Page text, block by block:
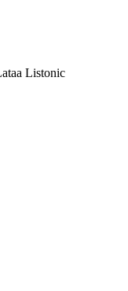
Listonic